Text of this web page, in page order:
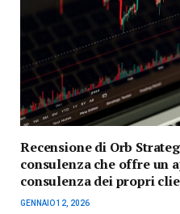
Recensione di Orb
consulenza che offre un
consulenza dei propri
GENNAIO 12, 2026